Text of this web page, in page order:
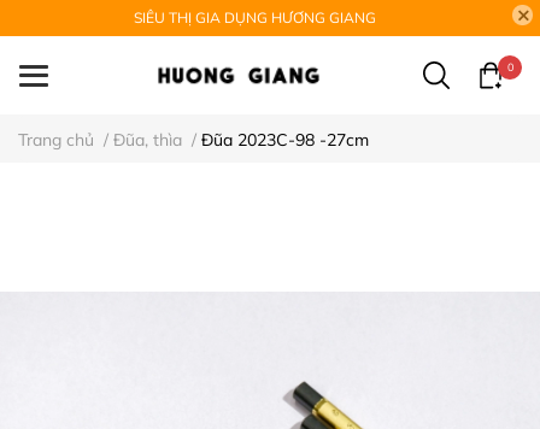
SIÊU THỊ GIA DỤNG HƯƠNG GIANG
0
Trang chủ / Đũa, thìa / Đũa 2023C-98 -27cm